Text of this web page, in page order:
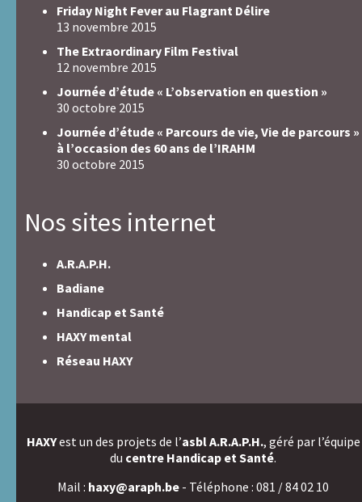
Friday Night Fever au Flagrant Délire
13 novembre 2015
The Extraordinary Film Festival
12 novembre 2015
Journée d’étude « L’observation en question »
30 octobre 2015
Journée d’étude « Parcours de vie, Vie de parcours »
à l’occasion des 60 ans de l’IRAHM
30 octobre 2015
Nos sites internet
A.R.A.P.H.
Badiane
Handicap et Santé
HAXY mental
Réseau HAXY
HAXYest un des projets de l’asbl A.R.A.P.H., géré par l’équipe
du centre Handicap et Santé.
Mail : haxy@araph.be - Téléphone : 081 / 84 02 10